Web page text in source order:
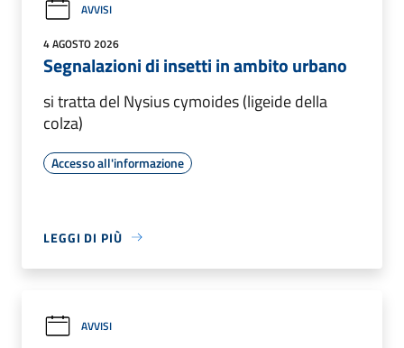
AVVISI
4 AGOSTO 2026
Segnalazioni di insetti in ambito urbano
si tratta del Nysius cymoides (ligeide della
colza)
Accesso all'informazione
LEGGI DI PIÙ
AVVISI